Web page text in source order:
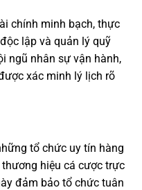
chính minh bạch, thực
lập và quản lý quỹ
ngũ nhân sự vận hành,
xác minh lý lịch rõ
tổ chức uy tín hàng
hiệu cá cược trực
đảm bảo tổ chức tuân